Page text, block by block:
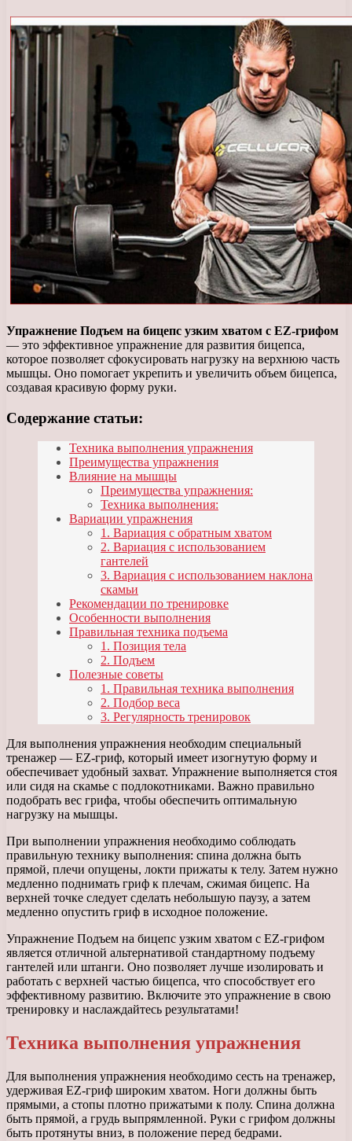
Упражнение Подъем на бицепс узким хватом с EZ-грифом
— это эффективное упражнение для развития бицепса,
которое позволяет сфокусировать нагрузку на верхнюю часть
мышцы. Оно помогает укрепить и увеличить объем бицепса,
создавая красивую форму руки.
Содержание статьи:
Техника выполнения упражнения
Преимущества упражнения
Влияние на мышцы
Преимущества упражнения:
Техника выполнения:
Вариации упражнения
1. Вариация с обратным хватом
2. Вариация с использованием
гантелей
3. Вариация с использованием наклона
скамьи
Рекомендации по тренировке
Особенности выполнения
Правильная техника подъема
1. Позиция тела
2. Подъем
Полезные советы
1. Правильная техника выполнения
2. Подбор веса
3. Регулярность тренировок
Для выполнения упражнения необходим специальный
тренажер — EZ-гриф, который имеет изогнутую форму и
обеспечивает удобный захват. Упражнение выполняется стоя
или сидя на скамье с подлокотниками. Важно правильно
подобрать вес грифа, чтобы обеспечить оптимальную
нагрузку на мышцы.
При выполнении упражнения необходимо соблюдать
правильную технику выполнения: спина должна быть
прямой, плечи опущены, локти прижаты к телу. Затем нужно
медленно поднимать гриф к плечам, сжимая бицепс. На
верхней точке следует сделать небольшую паузу, а затем
медленно опустить гриф в исходное положение.
Упражнение Подъем на бицепс узким хватом с EZ-грифом
является отличной альтернативой стандартному подъему
гантелей или штанги. Оно позволяет лучше изолировать и
работать с верхней частью бицепса, что способствует его
эффективному развитию. Включите это упражнение в свою
тренировку и наслаждайтесь результатами!
Техника выполнения упражнения
Для выполнения упражнения необходимо сесть на тренажер,
удерживая EZ-гриф широким хватом. Ноги должны быть
прямыми, а стопы плотно прижатыми к полу. Спина должна
быть прямой, а грудь выпрямленной. Руки с грифом должны
быть протянуты вниз, в положение перед бедрами.